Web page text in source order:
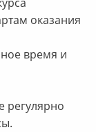
оказания
время и
регулярно